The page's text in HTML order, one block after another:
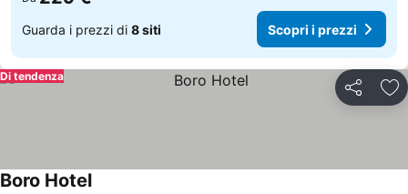
Guarda i prezzi di 8 siti Scopri i prezzi
Condividi
Di tendenza
Boro Hotel